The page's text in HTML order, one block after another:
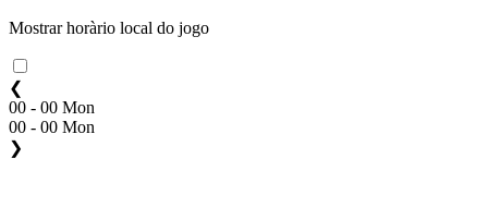
Mostrar horàrio local do jogo
❮
00 - 00 Mon
00 - 00 Mon
❯